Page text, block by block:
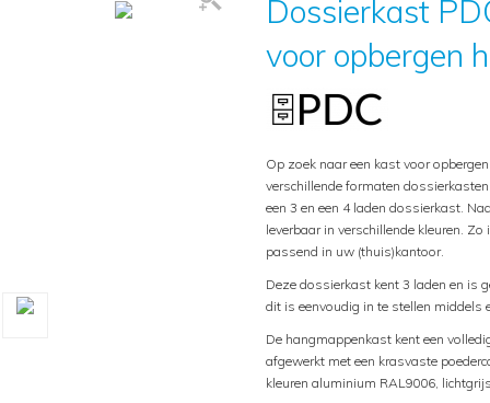
Dossierkast
voor opbergen
Op zoek naar een kast voor
verschillende formaten
een 3 en een 4 laden dossierkast.
leverbaar in verschillende kleuren.
passend in uw (thuis)kantoor.
Deze dossierkast kent 3 laden en is
dit is eenvoudig in te stellen middels
De hangmappenkast kent een
afgewerkt met een krasvaste
kleuren aluminium RAL9006,